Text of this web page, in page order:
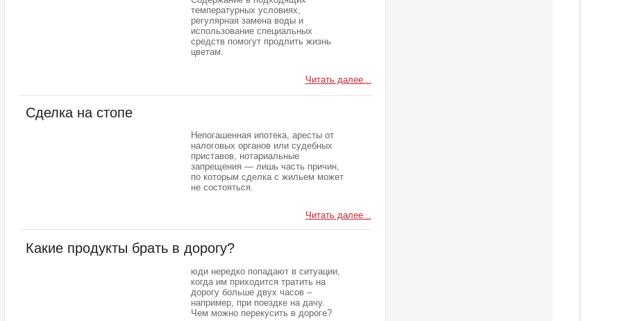
температурных условиях,
регулярная замена воды и
использование специальных
средств помогут продлить жизнь
цветам.
Читать далее...
Сделка на стопе
Непогашенная ипотека, аресты от
налоговых органов или судебных
приставов, нотариальные
запрещения — лишь часть причин,
по которым сделка с жильем может
не состояться.
Читать далее...
Какие продукты брать в дорогу?
юди нередко попадают в ситуации,
когда им приходится тратить на
дорогу больше двух часов –
например, при поездке на дачу.
Чем можно перекусить в дороге?